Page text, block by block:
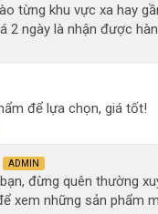
từng khu vực xa hay
2 ngày là nhận được
để lựa chọn, giá tốt!
ADMIN
đừng quên thường
xem những sản phẩm